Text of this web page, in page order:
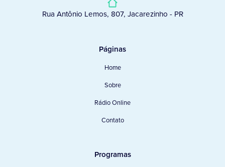
Rua Antônio Lemos, 807, Jacarezinho - PR
Páginas
Home
Sobre
Rádio Online
Contato
Programas